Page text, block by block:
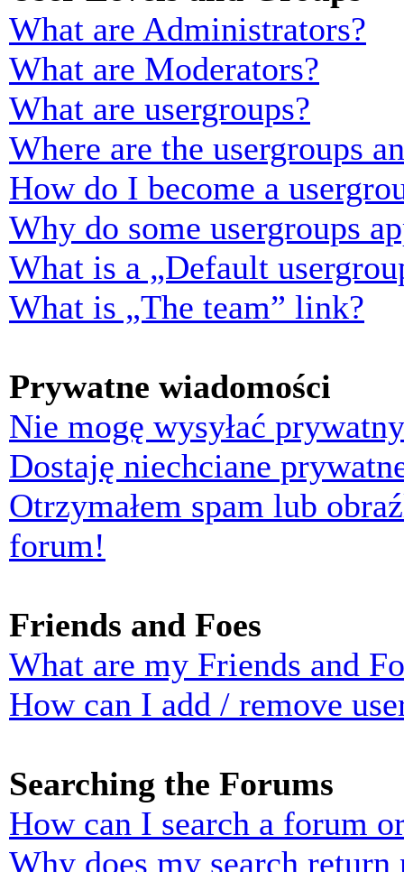
What are Administrators?
What are Moderators?
What are usergroups?
Where are the usergroups
How do I become a
Why do some usergroups
What is a „Default
What is „The team” link?
Prywatne wiadomości
Nie mogę wysyłać
Dostaję niechciane
Otrzymałem spam lub
forum!
Friends and Foes
What are my Friends and
How can I add / remove
Searching the Forums
How can I search a forum
Why does my search return